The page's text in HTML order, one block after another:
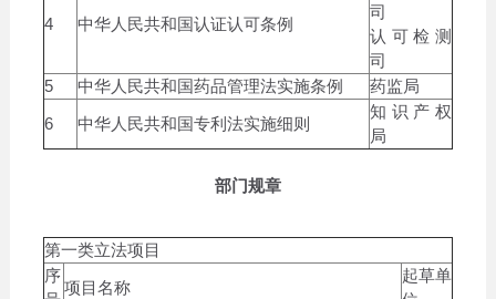
4 中华人民共和国认证认可条例
司
认可检测
司
5
中华人民共和国药品管理法实施条例
药监局
6
中华人民共和国专利法实施细则
知识产权
局
部门规章
第一类立法项目
序
项目名称
起草单